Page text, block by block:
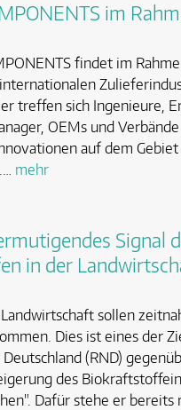
im
findet im
treffen sich Ingenieure,
OEMs und
auf dem
mehr
Signal
in der
sollen
Dies ist eines der
(RND)
des
Dafür stehe er